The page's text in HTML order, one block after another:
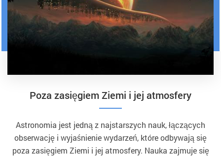
​Poza zasięgiem Ziemi i jej atmosfery
Astronomia jest jedną z najstarszych nauk, łączących
obserwację i wyjaśnienie wydarzeń, które odbywają się
poza zasięgiem Ziemi i jej atmosfery. Nauka zajmuje się